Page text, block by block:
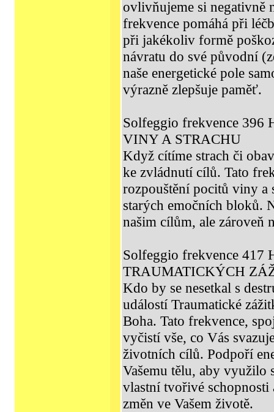
ovlivňujeme si negativně
frekvence pomáhá při
při jakékoliv formě
návratu do své původní
naše energetické pole
výrazně zlepšuje paměť.
Solfeggio frekvence 396
VINY A STRACHU
Když cítíme strach či
ke zvládnutí cílů. Tato
rozpouštění pocitů viny a
starých emočních bloků.
našim cílům, ale zároveň
Solfeggio frekvence 417
TRAUMATICKÝCH
Kdo by se nesetkal s
událostí Traumatické
Boha. Tato frekvence,
vyčistí vše, co Vás
životních cílů. Podpoří
Vašemu tělu, aby
vlastní tvořivé
změn ve Vašem životě.